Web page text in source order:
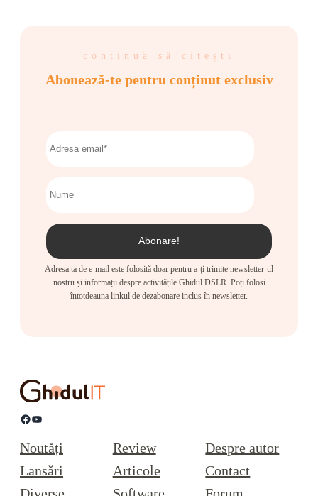
continuă să citești
Abonează-te pentru conținut exclusiv
Adresa ta de e-mail este folosită doar pentru a-ți trimite newsletter-ul
nostru și informații despre activitățile Ghidul DSLR. Poți folosi
întotdeauna linkul de dezabonare inclus în newsletter.
Facebook YouTube
Noutăți
Lansări
Review
Articole
Despre autor
Contact